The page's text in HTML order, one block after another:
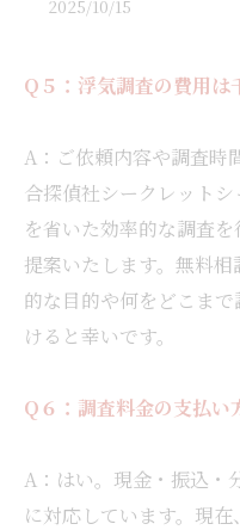
2025/10/15
Q５：浮気調査の費用は
A：ご依頼内容や調査時
合探偵社シークレット
を省いた効率的な調査
提案いたします。無料
的な目的や何をどこま
けると幸いです。
Q６：調査料金の支払い
A：はい。現金・振込・
に対応しています。現